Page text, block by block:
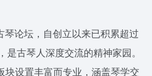
论坛，自创立以来已积累超过
古琴人深度交流的精神家园。
设置丰富而专业，涵盖琴学交